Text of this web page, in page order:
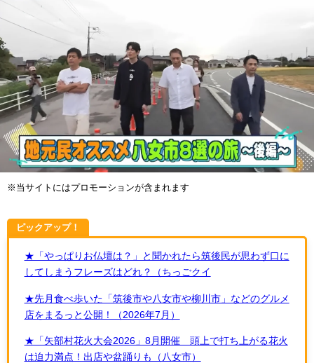
※当サイトにはプロモーションが含まれます
ピックアップ！
★「やっぱりお仏壇は？」と聞かれたら筑後民が思わず口に
してしまうフレーズはどれ？（ちっごクイ
★先月食べ歩いた「筑後市や八女市や柳川市」などのグルメ
店をまるっと公開！（2026年7月）
★「矢部村花火大会2026」8月開催 頭上で打ち上がる花火
は迫力満点！出店や盆踊りも（八女市）